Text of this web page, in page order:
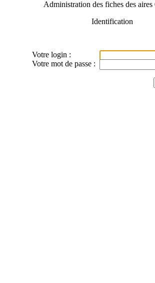
Administration des fiches des
Identification
Votre login :
Votre mot de passe :